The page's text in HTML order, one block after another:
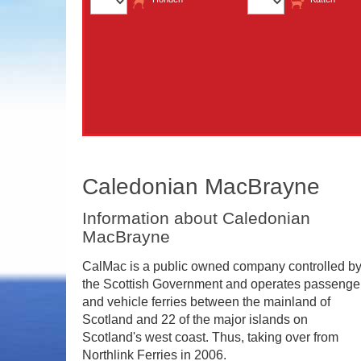
Caledonian MacBrayne
Information about Caledonian
MacBrayne
CalMac is a public owned company controlled
the Scottish Government and operates
and vehicle ferries between the mainland of
Scotland and 22 of the major islands on
Scotland's west coast. Thus, taking over from
Northlink Ferries in 2006.